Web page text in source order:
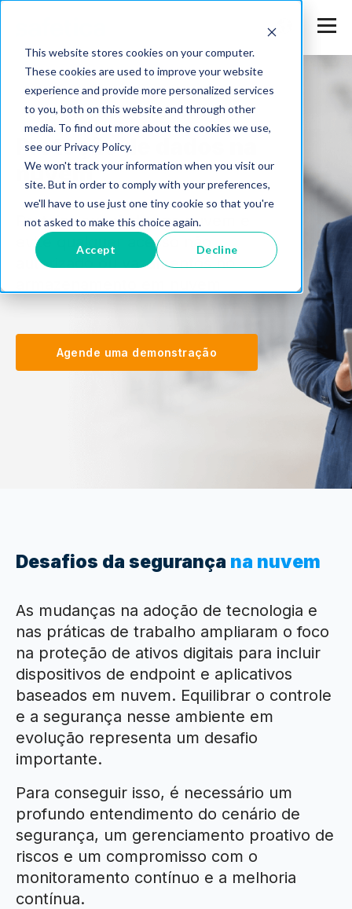
This website stores cookies on your computer.
These cookies are used to improve your website
experience and provide more personalized services
to you, both on this website and through other
media. To find out more about the cookies we use,
see our Privacy Policy.
We won't track your information when you visit our
site. But in order to comply with your preferences,
we'll have to use just one tiny cookie so that you're
not asked to make this choice again.
Accept Decline
Proteção de dados na
nuvem
Proteja seus dados na nuvem e
evite qualquer acesso não
autorizado ou vazamentos no
Agende uma demonstração
Desafios da segurança na nuvem
As mudanças na adoção de tecnologia e
nas práticas de trabalho ampliaram o foco
na proteção de ativos digitais para incluir
dispositivos de endpoint e aplicativos
baseados em nuvem. Equilibrar o controle
e a segurança nesse ambiente em
evolução representa um desafio
importante.
Para conseguir isso, é necessário um
profundo entendimento do cenário de
segurança, um gerenciamento proativo de
riscos e um compromisso com o
monitoramento contínuo e a melhoria
contínua.